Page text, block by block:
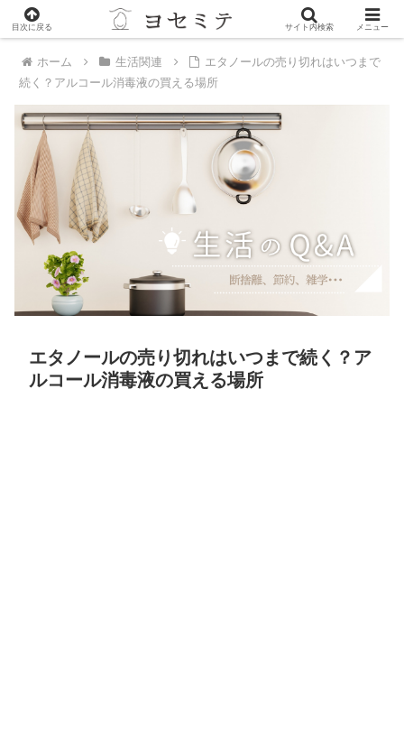
PR
ホーム 生活関連
エタノールの売り切れはいつまで
続く？アルコール消毒液の買える場所
エタノールの売り切れはいつまで続く？ア
ルコール消毒液の買える場所
目次に戻る サイト内検索 メニュー